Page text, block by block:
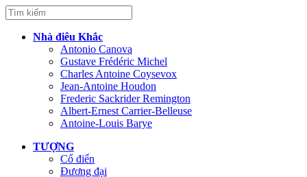
Nhà điêu Khắc
Antonio Canova
Gustave Frédéric Michel
Charles Antoine Coysevox
Jean-Antoine Houdon
Frederic Sackrider Remington
Albert-Ernest Carrier-Belleuse
Antoine-Louis Barye
TƯỢNG
Cổ điển
Đương đại